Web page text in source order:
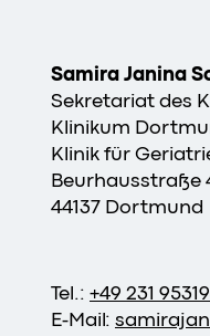
Samira Janina
Sekretariat des
Klinikum
Klinik für
Beurhausstraße
44137 Dortmund
Tel.: +49 231
E-Mail: